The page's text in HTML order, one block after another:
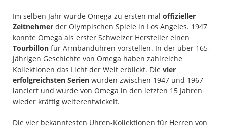
Im selben Jahr wurde Omega zu ersten mal offizieller
Zeitnehmer der Olympischen Spiele in Los Angeles. 1947
konnte Omega als erster Schweizer Hersteller einen
Tourbillon für Armbanduhren vorstellen. In der über 165-
jährigen Geschichte von Omega haben zahlreiche
Kollektionen das Licht der Welt erblickt. Die vier
erfolgreichsten Serien wurden zwischen 1947 und 1967
lanciert und wurde von Omega in den letzten 15 Jahren
wieder kräftig weiterentwickelt.
Die vier bekanntesten Uhren-Kollektionen für Herren von